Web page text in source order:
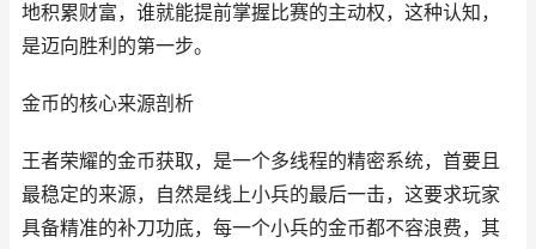
地积累财富，谁就能提前掌握比赛的主动权，这种认知，
是迈向胜利的第一步。
金币的核心来源剖析
王者荣耀的金币获取，是一个多线程的精密系统，首要且
最稳定的来源，自然是线上小兵的最后一击，这要求玩家
具备精准的补刀功底，每一个小兵的金币都不容浪费，其